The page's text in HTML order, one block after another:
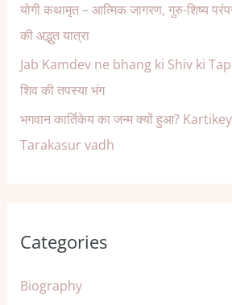
योगी कथामृत – आत्मिक जागरण, गुरु-शिष्य
की अद्भुत यात्रा
Jab Kamdev ne bhang ki Shiv ki
शिव की तपस्या भंग
भगवान कार्तिकेय का जन्म क्यों हुआ?
Tarakasur vadh
Categories
Biography